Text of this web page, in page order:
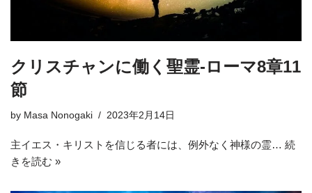
クリスチャンに働く聖霊-ローマ8章11
節
by Masa Nonogaki 2023年2月14日
主イエス・キリストを信じる者には、例外なく神様の霊… 続
きを読む »